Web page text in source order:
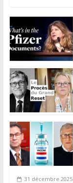
31 décembre 2025